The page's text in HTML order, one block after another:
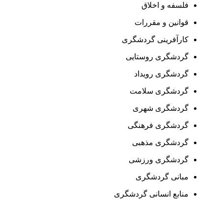
فلسفه و اخلاق
قوانین و مقررات
کارآفرینی گردشگری
گردشگری روستایی
گردشگری رویداد
گردشگری سلامت
گردشگری شهری
گردشگری فرهنگی
گردشگری مذهبی
گردشگری ورزشی
مبانی گردشگری
منابع انسانی گردشگری